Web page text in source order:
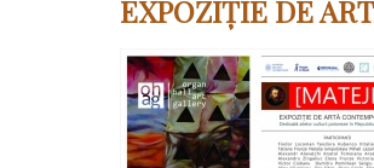
EXPOZIȚIE DE